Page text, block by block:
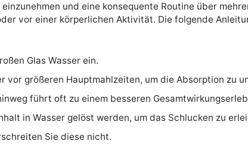
und eine konsequente Routine über
vor einer körperlichen Aktivität. Die folgende
Glas Wasser ein.
vor größeren Hauptmahlzeiten, um die Absorption zu
führt oft zu einem besseren
in Wasser gelöst werden, um das Schlucken zu
Sie diese nicht.